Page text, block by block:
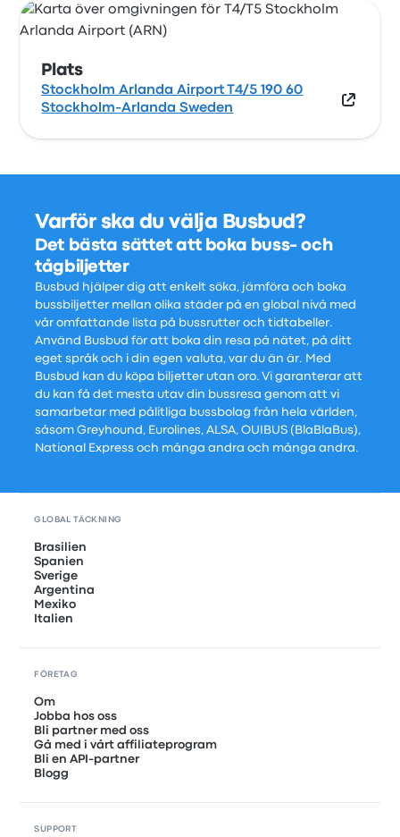
Plats
Stockholm Arlanda Airport T4/5 190 60
Stockholm-Arlanda Sweden
Varför ska du välja Busbud?
Det bästa sättet att boka buss- och
tågbiljetter
Busbud hjälper dig att enkelt söka, jämföra och boka
bussbiljetter mellan olika städer på en global nivå med
vår omfattande lista på bussrutter och tidtabeller.
Använd Busbud för att boka din resa på nätet, på ditt
eget språk och i din egen valuta, var du än är. Med
Busbud kan du köpa biljetter utan oro. Vi garanterar att
du kan få det mesta utav din bussresa genom att vi
samarbetar med pålitliga bussbolag från hela världen,
såsom Greyhound, Eurolines, ALSA, OUIBUS (BlaBlaBus),
National Express och många andra och många andra.
GLOBAL TÄCKNING
Brasilien
Spanien
Sverige
Argentina
Mexiko
Italien
FÖRETAG
Om
Jobba hos oss
Bli partner med oss
Gå med i vårt affiliateprogram
Bli en API-partner
Blogg
SUPPORT